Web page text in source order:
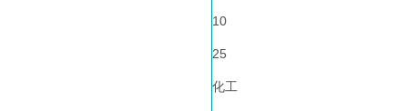
10
25
化工